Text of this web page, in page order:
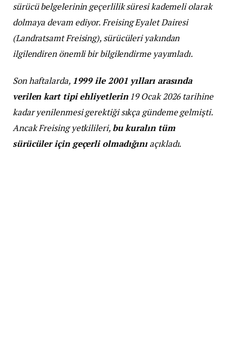
sürücü belgelerinin geçerlilik süresi kademeli olarak
dolmaya devam ediyor. Freising Eyalet Dairesi
(Landratsamt Freising), sürücüleri yakından
ilgilendiren önemli bir bilgilendirme yayımladı.
Son haftalarda, 1999 ile 2001 yılları arasında
verilen kart tipi ehliyetlerin19 Ocak 2026 tarihine
kadar yenilenmesi gerektiği sıkça gündeme gelmişti.
Ancak Freising yetkilileri, bu kuralın tüm
sürücüler için geçerli olmadığınıaçıkladı.